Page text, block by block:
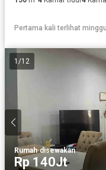
Pertama kali terlihat
1 /12
Rumah·disewakan
Rp 140Jt